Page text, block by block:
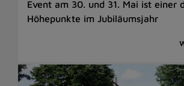
Event am 30. und 31. Mai ist einer
Höhepunkte im Jubiläumsjahr